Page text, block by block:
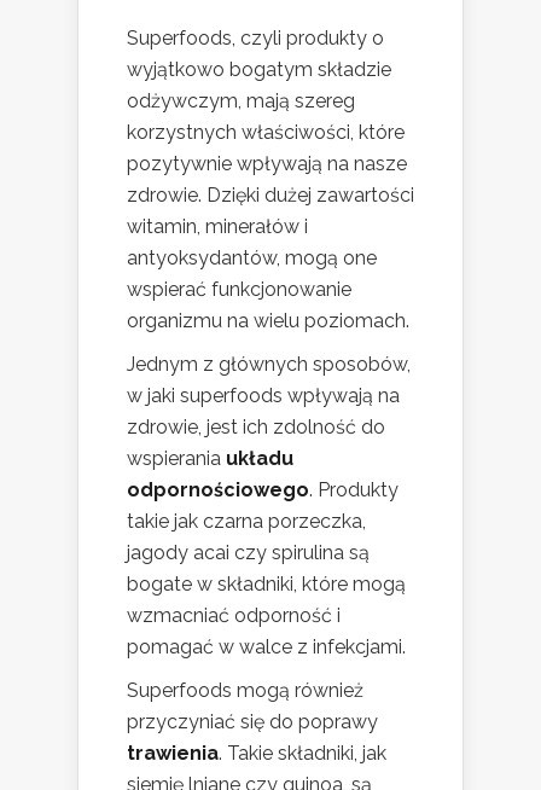
Superfoods, czyli produkty o
wyjątkowo bogatym składzie
odżywczym, mają szereg
korzystnych właściwości, które
pozytywnie wpływają na nasze
zdrowie. Dzięki dużej zawartości
witamin, minerałów i
antyoksydantów, mogą one
wspierać funkcjonowanie
organizmu na wielu poziomach.
Jednym z głównych sposobów,
w jaki superfoods wpływają na
zdrowie, jest ich zdolność do
wspierania układu
odpornościowego. Produkty
takie jak czarna porzeczka,
jagody acai czy spirulina są
bogate w składniki, które mogą
wzmacniać odporność i
pomagać w walce z infekcjami.
Superfoods mogą również
przyczyniać się do poprawy
trawienia. Takie składniki, jak
siemię lniane czy quinoa, są